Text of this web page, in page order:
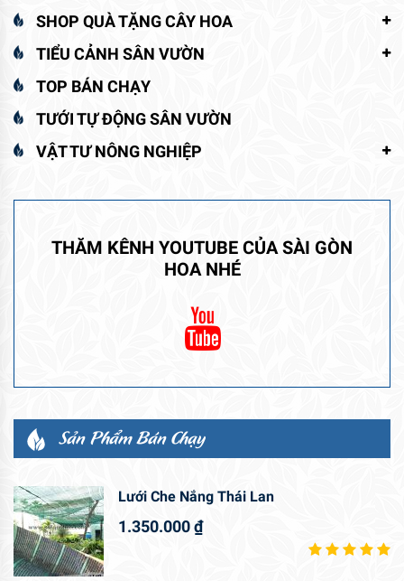
SHOP QUÀ TẶNG CÂY HOA
TIỂU CẢNH SÂN VƯỜN
TOP BÁN CHẠY
TƯỚI TỰ ĐỘNG SÂN VƯỜN
VẬT TƯ NÔNG NGHIỆP
THĂM KÊNH YOUTUBE CỦA SÀI GÒN
HOA NHÉ
Sản Phẩm Bán Chạy
Lưới Che Nắng Thái Lan
1.350.000₫